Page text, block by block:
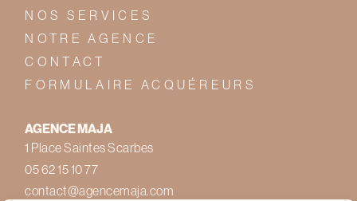
NOS SERVICES
NOTRE AGENCE
CONTACT
FORMULAIRE ACQUÉREURS
AGENCE MAJA
1 Place Saintes Scarbes
05 62 15 10 77
contact@agencemaja.com